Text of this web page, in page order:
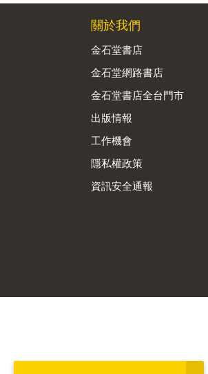
關於我們
金石堂書店
金石堂網路書店
金石堂書店全台門市
出版情報
工作機會
隱私權政策
資訊安全通報